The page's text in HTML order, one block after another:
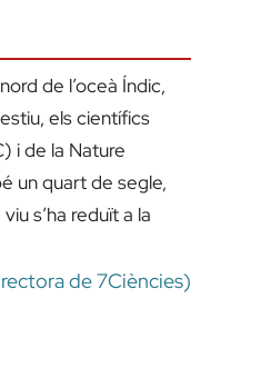
de l’oceà Índic,
els científics
i de la Nature
un quart de segle,
s’ha reduït a la
de 7Ciències)